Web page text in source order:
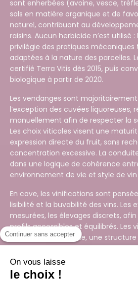
Continuer sans accepter
On vous laisse
le choix !
sont enherbées (avoine, vesce,
sols en matière organique et de
naturel, contribuant au
raisins. Aucun herbicide n’est utilisé
privilégie des pratiques mécaniques
adaptées à la nature des parcelles.
certifié Terra Vitis dès 2015, puis
biologique à partir de 2020.
Les vendanges sont
l’exception des cuvées liquoreuses,
manuellement afin de respecter la
Les choix viticoles visent une
expression directe du fruit, sans
concentration excessive. La
dans une logique de cohérence
environnement de vie et style de
En cave, les vinifications sont
lisibilité et la buvabilité des vins. Les
mesurées, les élevages discrets,
profils accessibles et équilibrés. Les
franchise aromatique, une
nette, dans un registre
Le Domaine du Salut s’inscrit ainsi
contemporaine des Graves, en